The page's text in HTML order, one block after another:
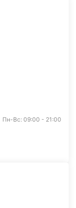
Пн-Вс: 09:00 - 21:00